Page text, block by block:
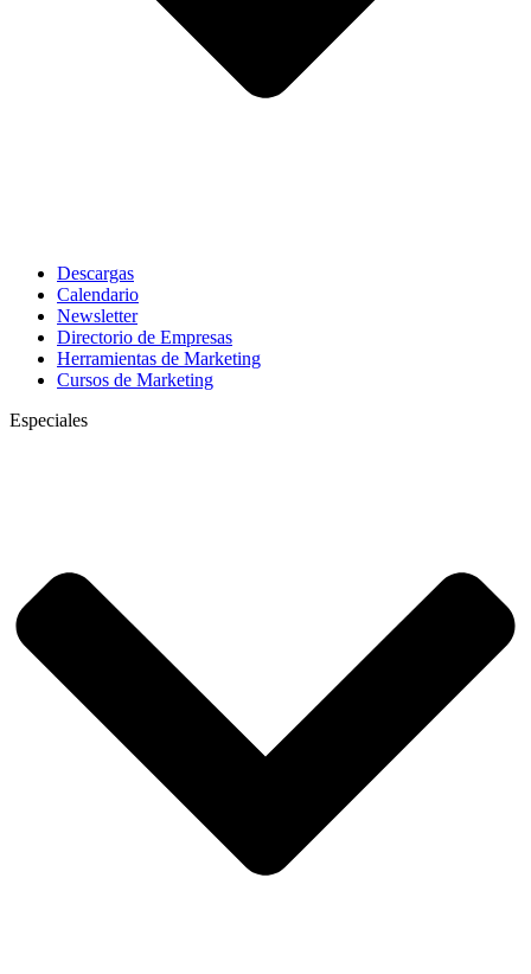
Descargas
Calendario
Newsletter
Directorio de Empresas
Herramientas de Marketing
Cursos de Marketing
Especiales